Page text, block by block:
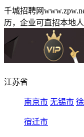
千城招聘网
历，企业可直招本地
江苏省
南京市 无锡市
宿迁市